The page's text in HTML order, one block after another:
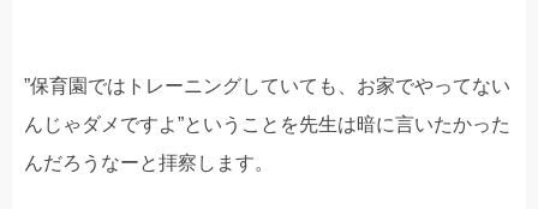
”保育園ではトレーニングしていても、お家でやってない
んじゃダメですよ”ということを先生は暗に言いたかった
んだろうなーと拝察します。